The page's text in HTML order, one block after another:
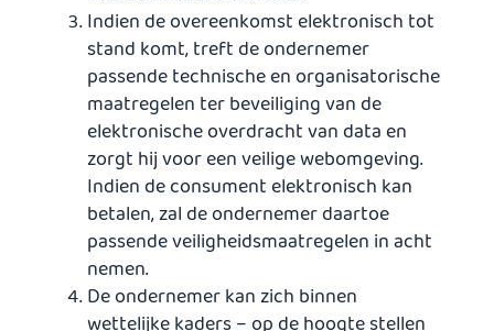
Indien de overeenkomst elektronisch tot
stand komt, treft de ondernemer
passende technische en organisatorische
maatregelen ter beveiliging van de
elektronische overdracht van data en
zorgt hij voor een veilige webomgeving.
Indien de consument elektronisch kan
betalen, zal de ondernemer daartoe
passende veiligheidsmaatregelen in acht
nemen.
De ondernemer kan zich binnen
wettelijke kaders – op de hoogte stellen